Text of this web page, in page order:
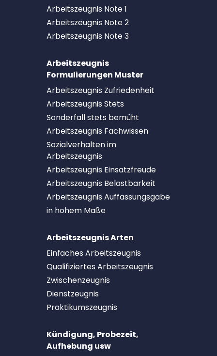
Arbeitszeugnis Note 1
Arbeitszeugnis Note 2
Arbeitszeugnis Note 3
Arbeitszeugnis
Formulierungen Muster
Arbeitszeugnis Zufriedenheit
Arbeitszeugnis Stets
Sonderfall stets bemüht
Arbeitszeugnis Fachwissen
Sozialverhalten im
Arbeitszeugnis
Arbeitszeugnis Einsatzfreude
Arbeitszeugnis Belastbarkeit
Arbeitszeugnis Auffassungsgabe
in hohem Maße
Arbeitszeugnis Arten
Einfaches Arbeitszeugnis
Qualifiziertes Arbeitszeugnis
Zwischenzeugnis
Dienstzeugnis
Praktikumszeugnis
Kündigung, Probezeit,
Aufhebung usw